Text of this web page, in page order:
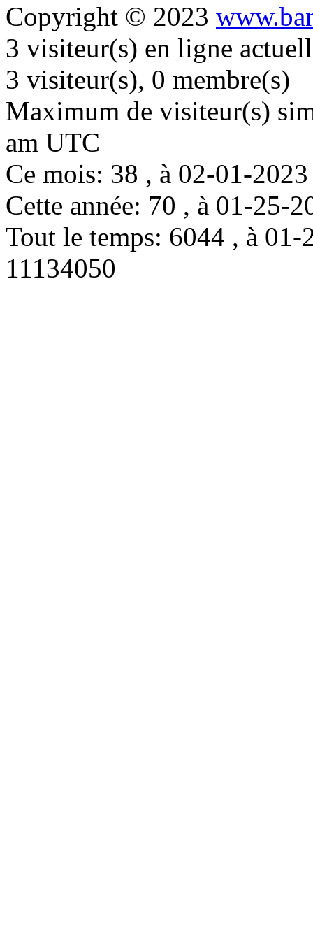
Copyright © 2023
3 visiteur(s) en ligne
3 visiteur(s), 0 membre(s)
Maximum de visiteur(s)
am UTC
Ce mois: 38 , à 02-01-
Cette année: 70 , à 01-25-
Tout le temps: 6044 , à
11134050